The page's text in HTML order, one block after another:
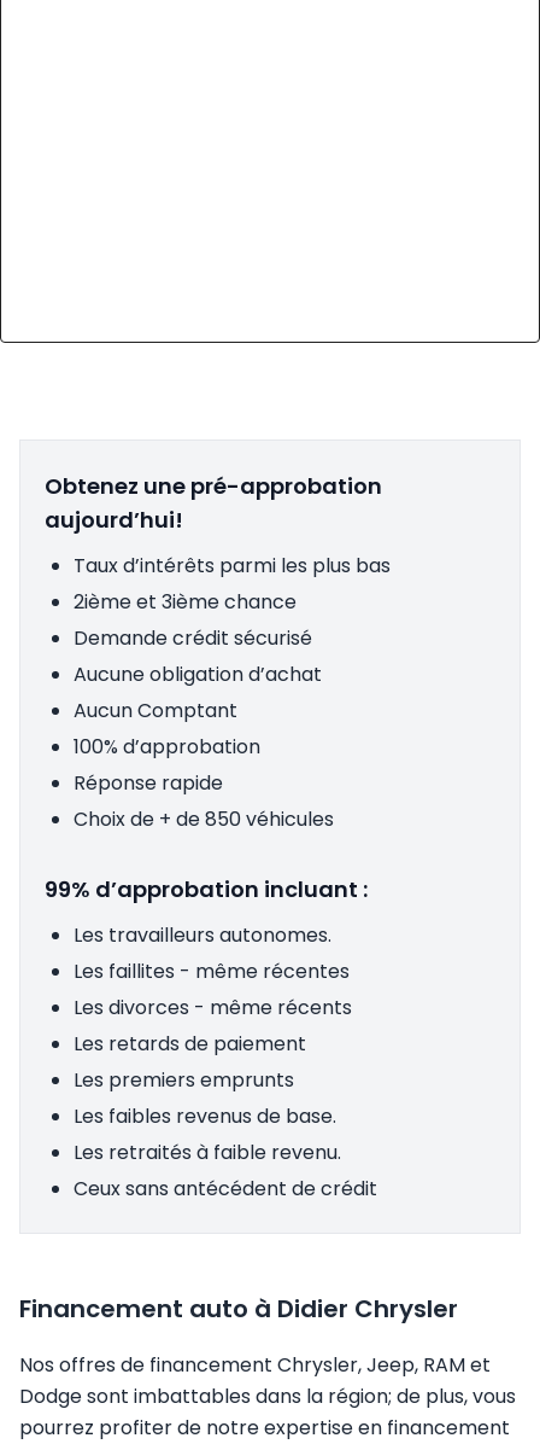
Obtenez une pré-approbation
aujourd’hui!
Taux d’intérêts parmi les plus bas
2ième et 3ième chance
Demande crédit sécurisé
Aucune obligation d’achat
Aucun Comptant
100% d’approbation
Réponse rapide
Choix de + de 850 véhicules
99% d’approbation incluant :
Les travailleurs autonomes.
Les faillites - même récentes
Les divorces - même récents
Les retards de paiement
Les premiers emprunts
Les faibles revenus de base.
Les retraités à faible revenu.
Ceux sans antécédent de crédit
Financement auto à Didier Chrysler
Nos offres de financement Chrysler, Jeep, RAM et
Dodge sont imbattables dans la région; de plus, vous
pourrez profiter de notre expertise en financement